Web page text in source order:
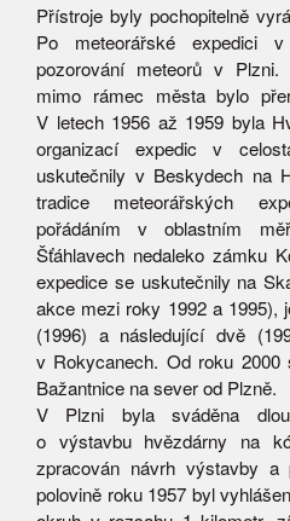
Přístroje byly pochopitelně
Po meteorářské expedici
pozorování meteorů v Plzni.
mimo rámec města bylo
V letech 1956 až 1959 byla
organizací expedic v
uskutečnily v Beskydech na
tradice meteorářských
pořádáním v oblastním
Šťáhlavech nedaleko zámku
expedice se uskutečnily na
akce mezi roky 1992 a 1995),
(1996) a následující dvě
v Rokycanech. Od roku
Bažantnice na sever od Plzně.
V Plzni byla sváděna
o výstavbu hvězdárny na
zpracován návrh výstavby
polovině roku 1957 byl